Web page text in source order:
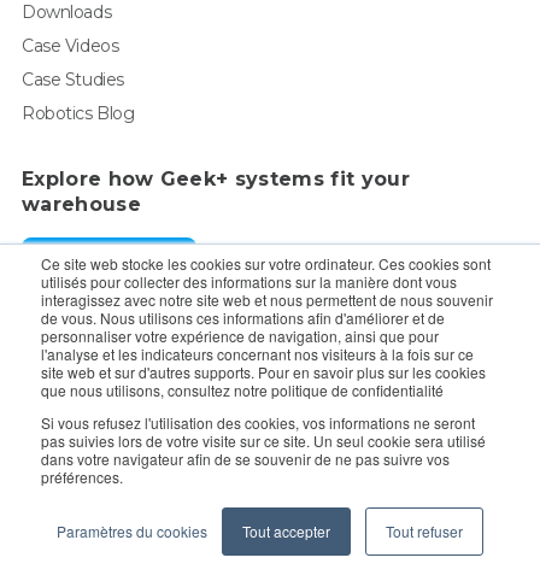
Ce site web stocke les cookies sur votre ordinateur. Ces cookies sont
utilisés pour collecter des informations sur la manière dont vous
interagissez avec notre site web et nous permettent de nous souvenir
de vous. Nous utilisons ces informations afin d'améliorer et de
personnaliser votre expérience de navigation, ainsi que pour
l'analyse et les indicateurs concernant nos visiteurs à la fois sur ce
site web et sur d'autres supports. Pour en savoir plus sur les cookies
que nous utilisons, consultez notre politique de confidentialité
Si vous refusez l'utilisation des cookies, vos informations ne seront
pas suivies lors de votre visite sur ce site. Un seul cookie sera utilisé
dans votre navigateur afin de se souvenir de ne pas suivre vos
préférences.
Paramètres du cookies Tout accepter Tout refuser
Downloads
Case Videos
Case Studies
Robotics Blog
Explore how Geek+ systems fit your
warehouse
Request a Demo
For enquiry, contact sales:sales@geekplus.com. for
promotions, contact PR:pr@geekplus.com
Copyright © 2026 Geekplus Technology Co., Ltd. All rights
reserved.